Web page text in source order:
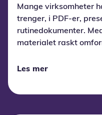
Mange virksomheter
trenger, i PDF-er,
rutinedokumenter.
materialet raskt
læringsteamet bruker
Les mer